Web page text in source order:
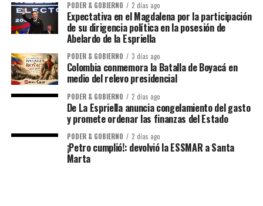
PODER & GOBIERNO 2 días ago
Expectativa en el Magdalena por la participación
de su dirigencia política en la posesión de
Abelardo de la Espriella
PODER & GOBIERNO 3 días ago
Colombia conmemora la Batalla de Boyacá en
medio del relevo presidencial
PODER & GOBIERNO 2 días ago
De La Espriella anuncia congelamiento del gasto
y promete ordenar las finanzas del Estado
PODER & GOBIERNO 2 días ago
¡Petro cumplió!: devolvió la ESSMAR a Santa
Marta